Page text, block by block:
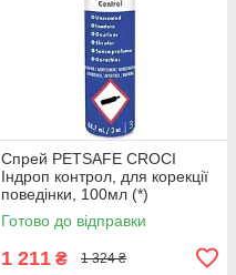
Спрей PETSAFE CROCI
Індроп контрол, для корекції
поведінки, 100мл (*)
Готово до відправки
1 211 ₴ 1 324 ₴